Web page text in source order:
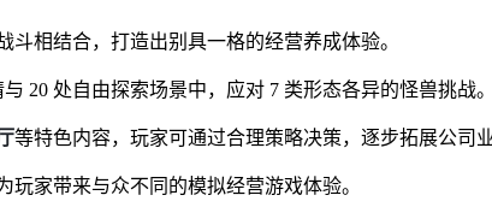
相结合，打造出别具一格的经营养成体验。
20 处自由探索场景中，应对 7 类形态各异的怪兽挑战。
等特色内容，玩家可通过合理策略决策，逐步拓展公司
家带来与众不同的模拟经营游戏体验。